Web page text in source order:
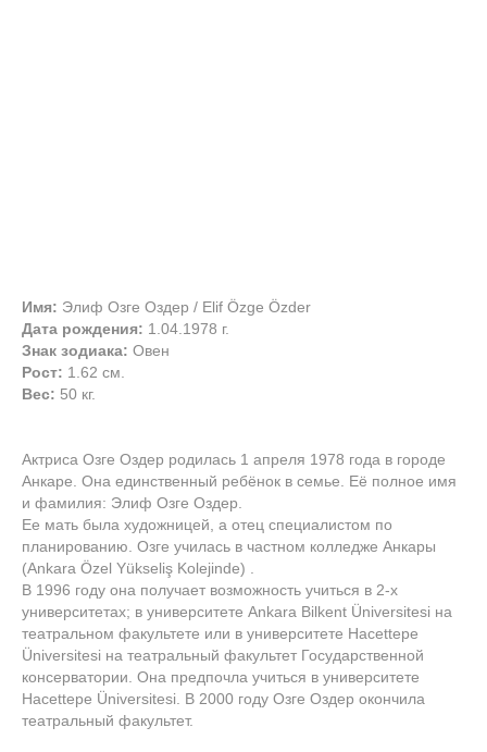
Имя: Элиф Озге Оздер / Elif Özge Özder
Дата рождения: 1.04.1978 г.
Знак зодиака: Овен
Рост: 1.62 см.
Вес: 50 кг.
Актриса Озге Оздер родилась 1 апреля 1978 года в городе
Анкаре. Она единственный ребёнок в семье. Её полное имя
и фамилия: Элиф Озге Оздер.
Ее мать была художницей, а отец специалистом по
планированию. Озге училась в частном колледже Анкары
(Ankara Özel Yükseliş Kolejinde) .
В 1996 году она получает возможность учиться в 2-х
университетах; в университете Ankara Bilkent Üniversitesi на
театральном факультете или в университете Hacettepe
Üniversitesi на театральный факультет Государственной
консерватории. Она предпочла учиться в университете
Hacettepe Üniversitesi. В 2000 году Озге Оздер окончила
театральный факультет.